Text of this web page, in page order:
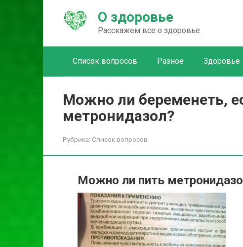
О здоровье
Расскажем все о здоровье
Список вопросов Разное Здоровье
Можно ли беременеть,
метронидазол?
Рубрика: Список вопросов
Можно ли пить